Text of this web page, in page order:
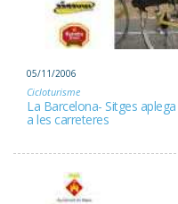
05/11/2006
Cicloturisme
La Barcelona- Sitges
a les carreteres